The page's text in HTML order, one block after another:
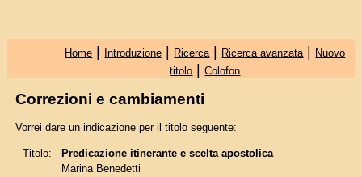
Home | Introduzione | Ricerca | Ricerca avanzata | Nuovo
titolo |Colofon
Correzioni e cambiamenti
Vorrei dare un indicazione per il titolo seguente:
Titolo:
Predicazione itinerante e scelta apostolica
Marina Benedetti